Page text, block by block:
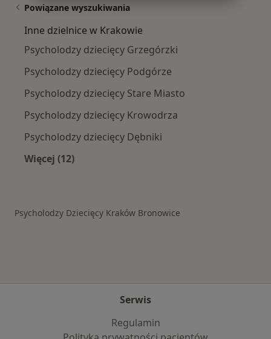
Powiązane wyszukiwania
Inne dzielnice w Krakowie
Psycholodzy dziecięcy Grzegórzki
Psycholodzy dziecięcy Podgórze
Psycholodzy dziecięcy Stare Miasto
Psycholodzy dziecięcy Krowodrza
Psycholodzy dziecięcy Dębniki
Więcej (12)
Psycholodzy Dziecięcy Kraków Bronowice
Serwis
Regulamin